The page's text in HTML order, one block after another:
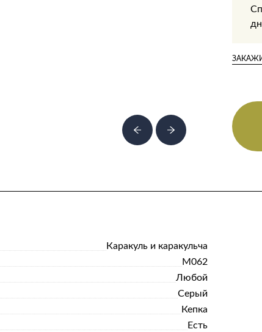
Каракуль и каракульча
M062
Любой
Серый
Кепка
Есть